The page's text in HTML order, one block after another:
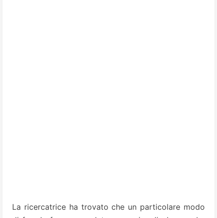
La ricercatrice ha trovato che un particolare modo